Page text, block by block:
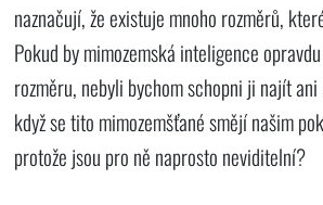
naznačují, že existuje mnoho rozměrů,
Pokud by mimozemská inteligence
rozměru, nebyli bychom schopni ji najít
když se tito mimozemšťané smějí našim
protože jsou pro ně naprosto neviditelní?